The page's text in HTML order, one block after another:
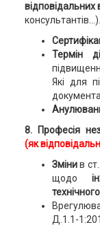
відповідальних
консультантів...).
Термін
Які для
8. Професія
(як
Змінив
щодо
Д.1.1-